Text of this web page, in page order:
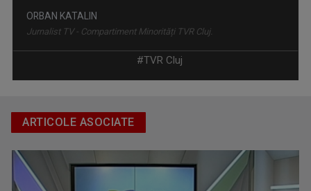
OVIDIU PECICAN
Realizează și moderează emisiunea "Transparențe".
#TVR Cluj
ARTICOLE ASOCIATE